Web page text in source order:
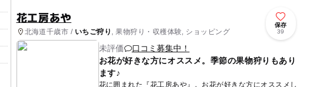
花工房あや
北海道千歳市 / いちご狩り , 果物狩り・収穫体験, ショッピング
保存
39
未評価
口コミ募集中！
お花が好きな方にオススメ。季節の果物狩りもあり
ます♪
花に囲まれた『花工房あや』。お花が好きな方にオススメし